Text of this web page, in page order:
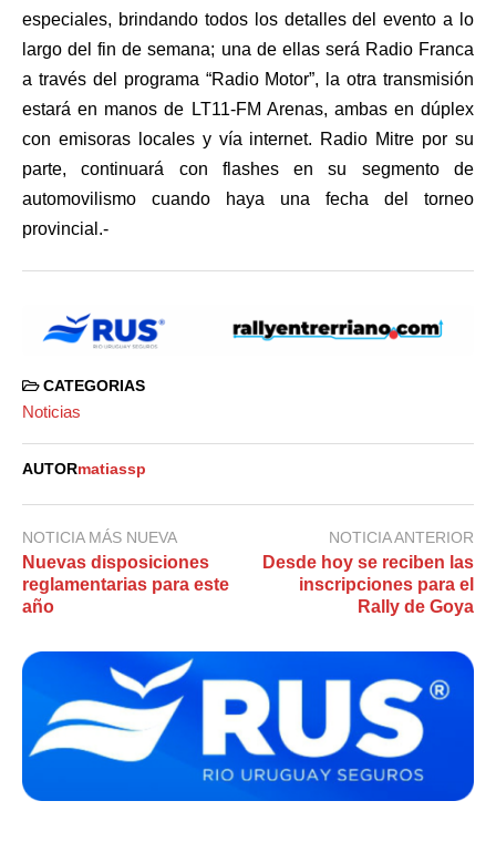
especiales, brindando todos los detalles del evento a lo
largo del fin de semana; una de ellas será Radio Franca
a través del programa “Radio Motor”, la otra transmisión
estará en manos de LT11-FM Arenas, ambas en dúplex
con emisoras locales y vía internet. Radio Mitre por su
parte, continuará con flashes en su segmento de
automovilismo cuando haya una fecha del torneo
provincial.-
CATEGORIAS
Noticias
AUTORmatiassp
NOTICIA MÁS NUEVA
Nuevas disposiciones
reglamentarias para este
año
NOTICIA ANTERIOR
Desde hoy se reciben las
inscripciones para el
Rally de Goya